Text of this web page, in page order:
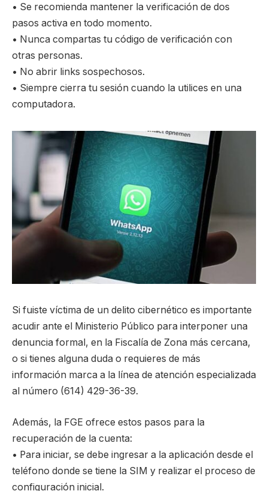
• Se recomienda mantener la verificación de dos
pasos activa en todo momento.
• Nunca compartas tu código de verificación con
otras personas.
• No abrir links sospechosos.
• Siempre cierra tu sesión cuando la utilices en una
computadora.
Si fuiste víctima de un delito cibernético es importante
acudir ante el Ministerio Público para interponer una
denuncia formal, en la Fiscalía de Zona más cercana,
o si tienes alguna duda o requieres de más
información marca a la línea de atención especializada
al número (614) 429-36-39.
Además, la FGE ofrece estos pasos para la
recuperación de la cuenta:
• Para iniciar, se debe ingresar a la aplicación desde el
teléfono donde se tiene la SIM y realizar el proceso de
configuración inicial.